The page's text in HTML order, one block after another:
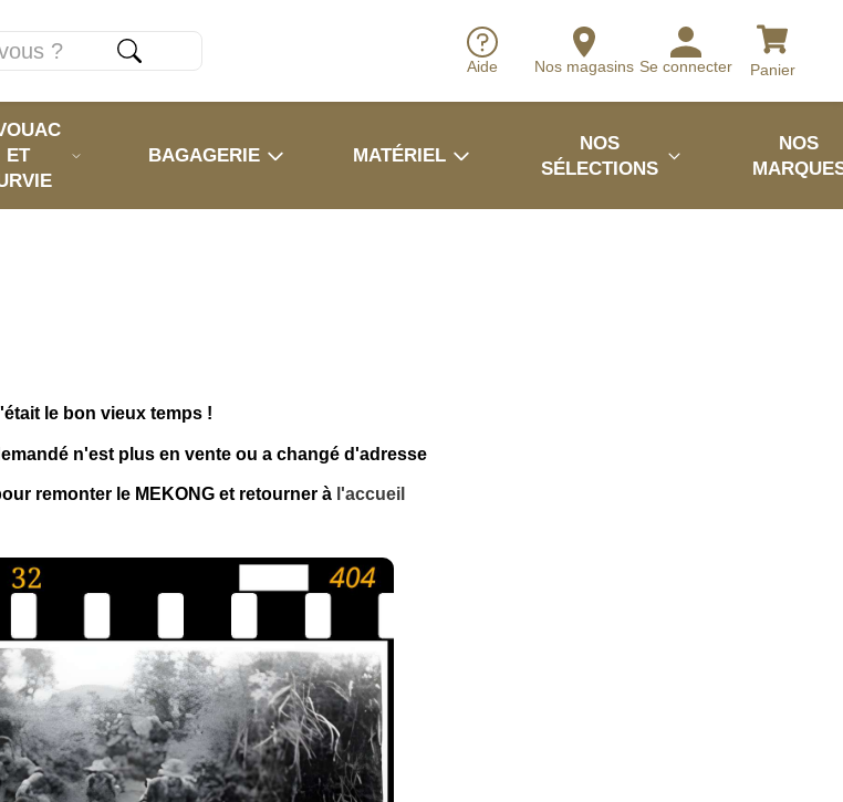
Aide Nos magasins Se connecter Panier
ET
BAGAGERIE MATÉRIEL
NOS
SÉLECTIONS
NOS
le bon vieux temps !
n'est plus en vente ou a changé d'adresse
remonter le MEKONG et retourner à l'accueil